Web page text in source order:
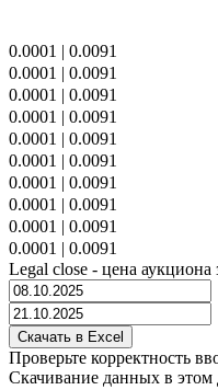
0.0001 | 0.0091
0.0001 | 0.0091
0.0001 | 0.0091
0.0001 | 0.0091
0.0001 | 0.0091
0.0001 | 0.0091
0.0001 | 0.0091
0.0001 | 0.0091
0.0001 | 0.0091
0.0001 | 0.0091
Legal close - цена аукциона
Проверьте корректность
Скачивание данных в этом